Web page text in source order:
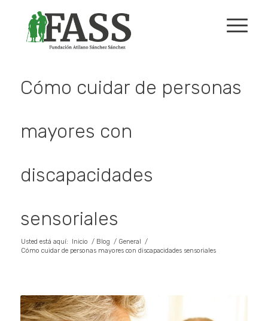
Cómo cuidar de personas
mayores con
discapacidades
sensoriales
Usted está aquí: Inicio / Blog / General /
Cómo cuidar de personas mayores con discapacidades sensoriales